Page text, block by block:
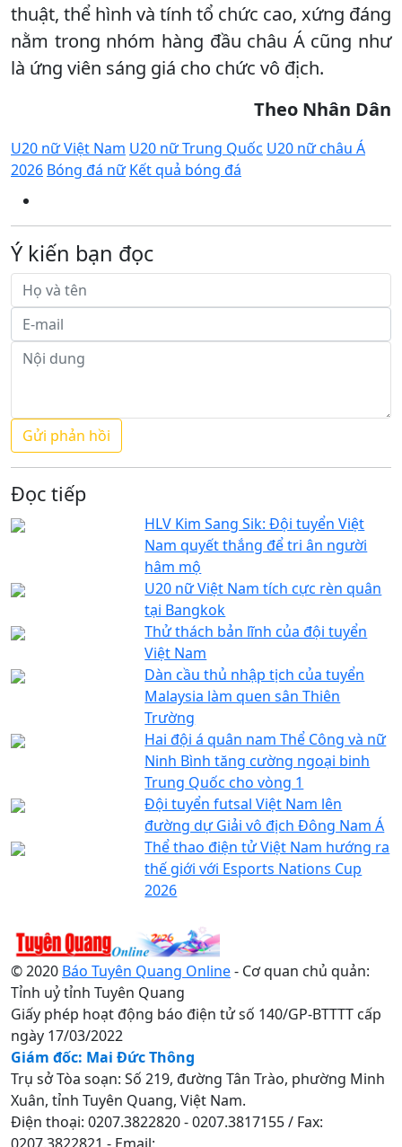
thuật, thể hình và tính tổ chức cao, xứng đáng
nằm trong nhóm hàng đầu châu Á cũng như
là ứng viên sáng giá cho chức vô địch.
Theo Nhân Dân
U20 nữ Việt Nam U20 nữ Trung Quốc U20 nữ châu Á
2026 Bóng đá nữ Kết quả bóng đá
Ý kiến bạn đọc
Đọc tiếp
HLV Kim Sang Sik: Đội tuyển Việt
Nam quyết thắng để tri ân người
hâm mộ
U20 nữ Việt Nam tích cực rèn quân
tại Bangkok
Thử thách bản lĩnh của đội tuyển
Việt Nam
Dàn cầu thủ nhập tịch của tuyển
Malaysia làm quen sân Thiên
Trường
Hai đội á quân nam Thể Công và nữ
Ninh Bình tăng cường ngoại binh
Trung Quốc cho vòng 1
Đội tuyển futsal Việt Nam lên
đường dự Giải vô địch Đông Nam Á
Thể thao điện tử Việt Nam hướng ra
thế giới với Esports Nations Cup
2026
© 2020 Báo Tuyên Quang Online- Cơ quan chủ quản:
Tỉnh uỷ tỉnh Tuyên Quang
Giấy phép hoạt động báo điện tử số 140/GP-BTTTT cấp
ngày 17/03/2022
Giám đốc: Mai Đức Thông
Trụ sở Tòa soạn: Số 219, đường Tân Trào, phường Minh
Xuân, tỉnh Tuyên Quang, Việt Nam.
Điện thoại: 0207.3822820 - 0207.3817155 / Fax: